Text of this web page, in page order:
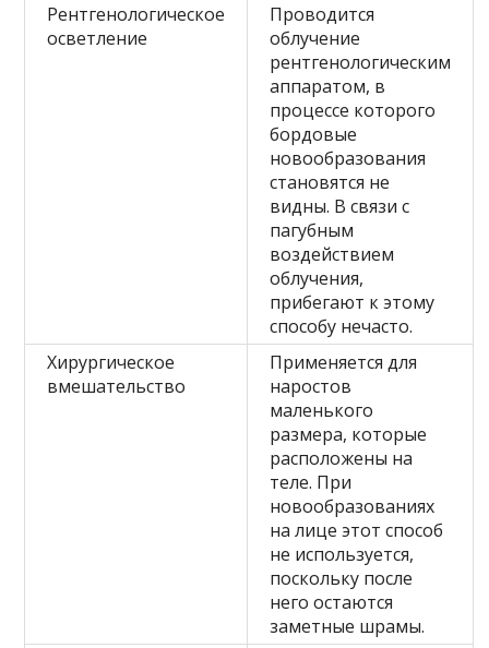
Рентгенологическое
осветление
Проводится
облучение
рентгенологическим
аппаратом, в
процессе которого
бордовые
новообразования
становятся не
видны. В связи с
пагубным
воздействием
облучения,
прибегают к этому
способу нечасто.
Хирургическое
вмешательство
Применяется для
наростов
маленького
размера, которые
расположены на
теле. При
новообразованиях
на лице этот способ
не используется,
поскольку после
него остаются
заметные шрамы.